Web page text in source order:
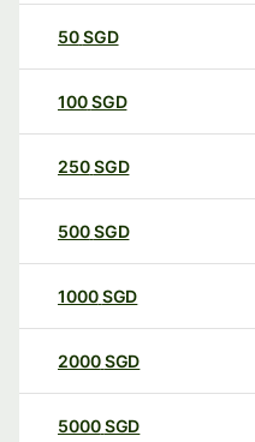
50SGD
100SGD
250SGD
500SGD
1000SGD
2000SGD
5000SGD